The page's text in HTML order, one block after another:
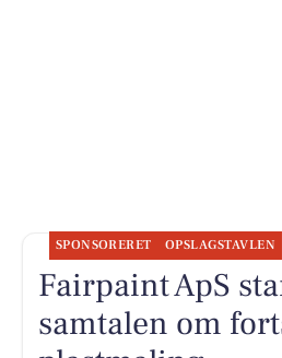
SPONSORERET OPSLAGSTAVLEN
Fairpaint ApS
samtalen om